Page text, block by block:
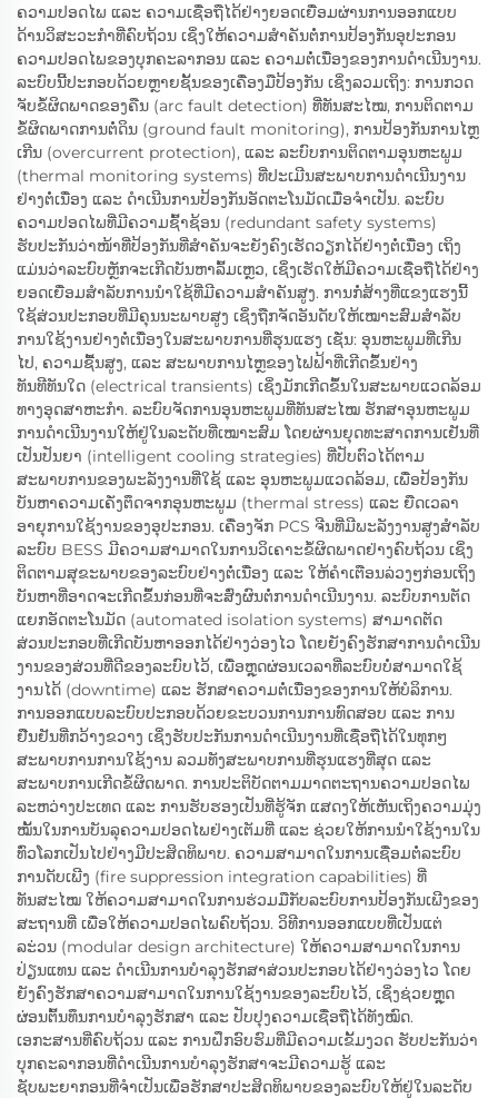
ຄວາມປອດໄພ ແລະ ຄວາມເຊື່ອຖືໄດ້ຢ່າງຍອດເຍື່ອມຜ່ານການອອກແບບ
ດ້ານວິສະວະກຳທີ່ຄົບຖ້ວນ ເຊິ່ງໃຫ້ຄວາມສຳຄັນຕໍ່ການປ້ອງກັນອຸປະກອນ
ຄວາມປອດໄພຂອງບຸກຄະລາກອນ ແລະ ຄວາມຕໍ່ເນື່ອງຂອງການດຳເນີນງານ.
ລະບົບນີ້ປະກອບດ້ວຍຫຼາຍຊັ້ນຂອງເຄື່ອງມືປ້ອງກັນ ເຊິ່ງລວມເຖິງ: ການກວດ
ຈັບຂໍ້ຜິດພາດຂອງຄືນ (arc fault detection) ທີ່ທັນສະໄໝ, ການຕິດຕາມ
ຂໍ້ຜິດພາດການຕໍ່ດິນ (ground fault monitoring), ການປ້ອງກັນການໄຫຼ
ເກີນ (overcurrent protection), ແລະ ລະບົບການຕິດຕາມອຸນຫະພູມ
(thermal monitoring systems) ທີ່ປະເມີນສະພາບການດຳເນີນງານ
ຢ່າງຕໍ່ເນື່ອງ ແລະ ດຳເນີນການປ້ອງກັນອັດຕະໂນມັດເມື່ອຈຳເປັນ. ລະບົບ
ຄວາມປອດໄພທີ່ມີຄວາມຊົ້າຊ້ອນ (redundant safety systems)
ຮັບປະກັນວ່າໜ້າທີ່ປ້ອງກັນທີ່ສຳຄັນຈະຍັງຄົງເຮັດວຽກໄດ້ຢ່າງຕໍ່ເນື່ອງ ເຖິງ
ແມ່ນວ່າລະບົບຫຼັກຈະເກີດບັນຫາລົ້ມເຫຼວ, ເຊິ່ງເຮັດໃຫ້ມີຄວາມເຊື່ອຖືໄດ້ຢ່າງ
ຍອດເຍື່ອມສຳລັບການນຳໃຊ້ທີ່ມີຄວາມສຳຄັນສູງ. ການກໍ່ສ້າງທີ່ແຂງແຮງນີ້
ໃຊ້ສ່ວນປະກອບທີ່ມີຄຸນນະພາບສູງ ເຊິ່ງຖືກຈັດອັນດັບໃຫ້ເໝາະສົມສຳລັບ
ການໃຊ້ງານຢ່າງຕໍ່ເນື່ອງໃນສະພາບການທີ່ຮຸນແຮງ ເຊັ່ນ: ອຸນຫະພູມທີ່ເກີນ
ໄປ, ຄວາມຊື້ນສູງ, ແລະ ສະພາບການໄຫຼຂອງໄຟຟ້າທີ່ເກີດຂຶ້ນຢ່າງ
ທັນທີທັນໃດ (electrical transients) ເຊິ່ງມັກເກີດຂຶ້ນໃນສະພາບແວດລ້ອມ
ທາງອຸດສາຫະກຳ. ລະບົບຈັດການອຸນຫະພູມທີ່ທັນສະໄໝ ຮັກສາອຸນຫະພູມ
ການດຳເນີນງານໃຫ້ຢູ່ໃນລະດັບທີ່ເໝາະສົມ ໂດຍຜ່ານຍຸດທະສາດການເຢັນທີ່
ເປັນປັນຍາ (intelligent cooling strategies) ທີ່ປັບຕົວໄດ້ຕາມ
ສະພາບການຂອງພະລັງງານທີ່ໃຊ້ ແລະ ອຸນຫະພູມແວດລ້ອມ, ເພື່ອປ້ອງກັນ
ບັນຫາຄວາມເຄັ່ງຕຶດຈາກອຸນຫະພູມ (thermal stress) ແລະ ຍືດເວລາ
ອາຍຸການໃຊ້ງານຂອງອຸປະກອນ. ເຄື່ອງຈັກ PCS ຈີນທີ່ມີພະລັງງານສູງສຳລັບ
ລະບົບ BESS ມີຄວາມສາມາດໃນການວິເຄາະຂໍ້ຜິດພາດຢ່າງຄົບຖ້ວນ ເຊິ່ງ
ຕິດຕາມສຸຂະພາບຂອງລະບົບຢ່າງຕໍ່ເນື່ອງ ແລະ ໃຫ້ຄຳເຕືອນລ່ວງໆກ່ອນເຖິງ
ບັນຫາທີ່ອາດຈະເກີດຂຶ້ນກ່ອນທີ່ຈະສົ່ງຜົນຕໍ່ການດຳເນີນງານ. ລະບົບການຕັດ
ແຍກອັດຕະໂນມັດ (automated isolation systems) ສາມາດຕັດ
ສ່ວນປະກອບທີ່ເກີດບັນຫາອອກໄດ້ຢ່າງວ່ອງໄວ ໂດຍຍັງຄົງຮັກສາການດຳເນີນ
ງານຂອງສ່ວນທີ່ດີຂອງລະບົບໄວ້, ເພື່ອຫຼຸດຜ່ອນເວລາທີ່ລະບົບບໍ່ສາມາດໃຊ້
ງານໄດ້ (downtime) ແລະ ຮັກສາຄວາມຕໍ່ເນື່ອງຂອງການໃຫ້ບໍລິການ.
ການອອກແບບລະບົບປະກອບດ້ວຍຂະບວນການການທົດສອບ ແລະ ການ
ຢືນຢັນທີ່ກວ້າງຂວາງ ເຊິ່ງຮັບປະກັນການດຳເນີນງານທີ່ເຊື່ອຖືໄດ້ໃນທຸກໆ
ສະພາບການການໃຊ້ງານ ລວມທັງສະພາບການທີ່ຮຸນແຮງທີ່ສຸດ ແລະ
ສະພາບການເກີດຂໍ້ຜິດພາດ. ການປະຕິບັດຕາມມາດຕະຖານຄວາມປອດໄພ
ລະຫວ່າງປະເທດ ແລະ ການຮັບຮອງເປັນທີ່ຮູ້ຈັກ ແສດງໃຫ້ເຫັນເຖິງຄວາມມຸ່ງ
ໝັ້ນໃນການບັນລຸຄວາມປອດໄພຢ່າງເຕັມທີ່ ແລະ ຊ່ວຍໃຫ້ການນຳໃຊ້ງານໃນ
ທົ່ວໂລກເປັນໄປຢ່າງມີປະສິດທິພາບ. ຄວາມສາມາດໃນການເຊື່ອມຕໍ່ລະບົບ
ການດັບເພີງ (fire suppression integration capabilities) ທີ່
ທັນສະໄໝ ໃຫ້ຄວາມສາມາດໃນການຮ່ວມມືກັບລະບົບການປ້ອງກັນເພີງຂອງ
ສະຖານທີ່ ເພື່ອໃຫ້ຄວາມປອດໄພຄົບຖ້ວນ. ວິທີການອອກແບບທີ່ເປັນແຕ່
ລະ່ວນ (modular design architecture) ໃຫ້ຄວາມສາມາດໃນການ
ປ່ຽນແທນ ແລະ ດຳເນີນການບຳລຸງຮັກສາສ່ວນປະກອບໄດ້ຢ່າງວ່ອງໄວ ໂດຍ
ຍັງຄົງຮັກສາຄວາມສາມາດໃນການໃຊ້ງານຂອງລະບົບໄວ້, ເຊິ່ງຊ່ວຍຫຼຸດ
ຜ່ອນຕົ້ນທຶນການບຳລຸງຮັກສາ ແລະ ປັບປຸງຄວາມເຊື່ອຖືໄດ້ທັງໝົດ.
ເອກະສານທີ່ຄົບຖ້ວນ ແລະ ການຝຶກອົບຮົມທີ່ມີຄວາມເຂັ້ມງວດ ຮັບປະກັນວ່າ
ບຸກຄະລາກອນທີ່ດຳເນີນການບຳລຸງຮັກສາຈະມີຄວາມຮູ້ ແລະ
ຊັບພະຍາກອນທີ່ຈຳເປັນເພື່ອຮັກສາປະສິດທິພາບຂອງລະບົບໃຫ້ຢູ່ໃນລະດັບ